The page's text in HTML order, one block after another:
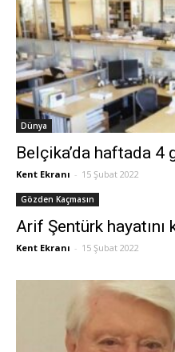
Dünya
Belçika’da haftada 4
Kent Ekranı - 15 Şubat 2022
Gözden Kaçmasın
Arif Şentürk hayatını
Kent Ekranı - 15 Şubat 2022